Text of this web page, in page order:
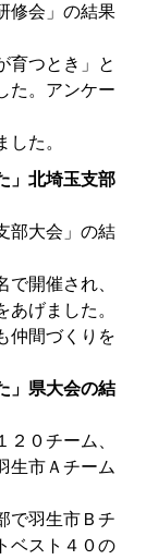
修会」の結果
育つとき」と
た。アンケー
た。
」北埼玉支部
大会」の結
開催され、
げました。
仲間づくりを
」県大会の結
０チーム、
生市Ａチーム
で羽生市Ｂチ
ベスト４０の